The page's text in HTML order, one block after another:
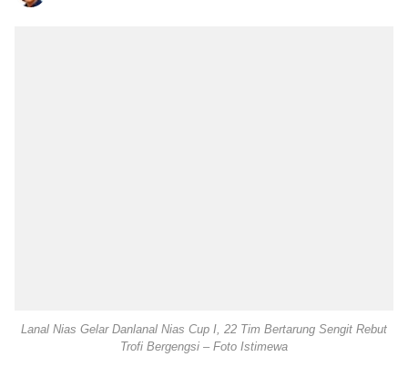
Lanal Nias Gelar Danlanal Nias Cup I, 22 Tim Bertarung Sengit Rebut
Trofi Bergengsi – Foto Istimewa